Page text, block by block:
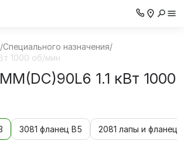
/Специального назначения/
1000 об/мин
1.1 кВт 1000
3081 фланец В5 2081 лапы и фланец